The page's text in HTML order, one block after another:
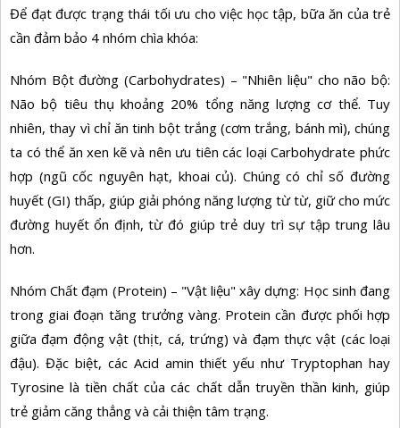
Để đạt được trạng thái tối ưu cho việc học tập, bữa ăn của trẻ
cần đảm bảo 4 nhóm chìa khóa:
Nhóm Bột đường (Carbohydrates) – "Nhiên liệu" cho não bộ:
Não bộ tiêu thụ khoảng 20% tổng năng lượng cơ thể. Tuy
nhiên, thay vì chỉ ăn tinh bột trắng (cơm trắng, bánh mì), chúng
ta có thể ăn xen kẽ và nên ưu tiên các loại Carbohydrate phức
hợp (ngũ cốc nguyên hạt, khoai củ). Chúng có chỉ số đường
huyết (GI) thấp, giúp giải phóng năng lượng từ từ, giữ cho mức
đường huyết ổn định, từ đó giúp trẻ duy trì sự tập trung lâu
hơn.
Nhóm Chất đạm (Protein) – "Vật liệu" xây dựng: Học sinh đang
trong giai đoạn tăng trưởng vàng. Protein cần được phối hợp
giữa đạm động vật (thịt, cá, trứng) và đạm thực vật (các loại
đậu). Đặc biệt, các Acid amin thiết yếu như Tryptophan hay
Tyrosine là tiền chất của các chất dẫn truyền thần kinh, giúp
trẻ giảm căng thẳng và cải thiện tâm trạng.